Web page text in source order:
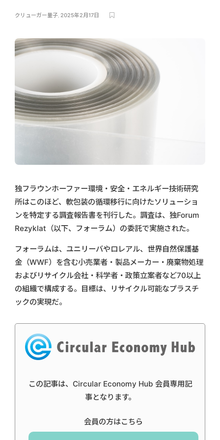
クリューガー量子, 2025年2月17日
独フラウンホーファー環境・安全・エネルギー技術研究
所はこのほど、軟包装の循環移行に向けたソリューショ
ンを特定する調査報告書を刊行した。調査は、独Forum
Rezyklat（以下、フォーラム）の委託で実施された。
フォーラムは、ユニリーバやロレアル、世界自然保護基
金（WWF）を含む小売業者・製品メーカー・廃棄物処理
およびリサイクル会社・科学者・政策立案者など70以上
の組織で構成する。目標は、リサイクル可能なプラスチ
ックの実現だ。
この記事は、Circular Economy Hub 会員専用記
事となります。
会員の方はこちら